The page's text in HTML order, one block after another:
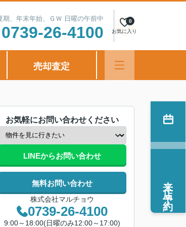
、年末年始、ＧＷ 日曜の午前中
0739-26-4100 お気に入り
0
売却査定
お気軽にお問い合わせください
LINEからお問い合わせ
無料お問い合わせ
株式会社マルチョウ
0739-26-4100
9:00～18:00(日曜のみ12:00～17:00)
来店予約